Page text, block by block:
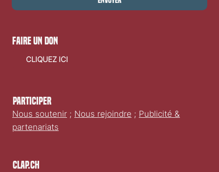
Clap.ch
Participer
Nous soutenir ; Nous rejoindre ; Publicité &
partenariats
faire un don
CLIQUEZ ICI